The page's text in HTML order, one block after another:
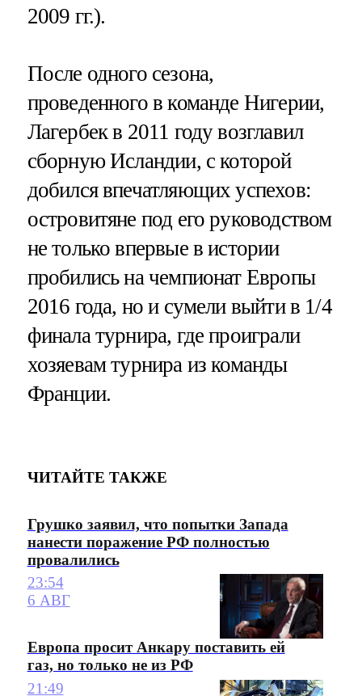
2009 гг.).
После одного сезона,
проведенного в команде Нигерии,
Лагербек в 2011 году возглавил
сборную Исландии, с которой
добился впечатляющих успехов:
островитяне под его руководством
не только впервые в истории
пробились на чемпионат Европы
2016 года, но и сумели выйти в 1/4
финала турнира, где проиграли
хозяевам турнира из команды
Франции.
ЧИТАЙТЕ ТАКЖЕ
Грушко заявил, что попытки Запада
нанести поражение РФ полностью
провалились
23:54
6 АВГ
Европа просит Анкару поставить ей
газ, но только не из РФ
21:49